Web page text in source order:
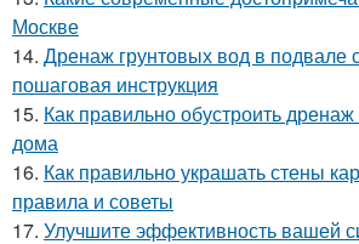
Москве
14. Дренаж грунтовых вод в подвале
пошаговая инструкция
15. Как правильно обустроить
дома
16. Как правильно украшать стены
правила и советы
17. Улучшите эффективность вашей